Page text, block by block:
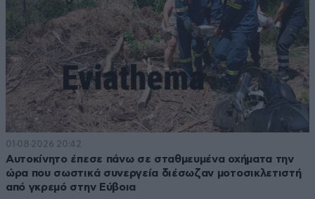
01·08·2026 20:42
Αυτοκίνητο έπεσε πάνω σε σταθμευμένα οχήματα την
ώρα που σωστικά συνεργεία διέσωζαν μοτοσικλετιστή
από γκρεμό στην Εύβοια